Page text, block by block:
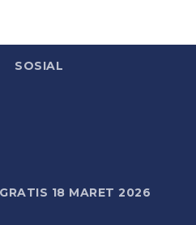
SOSIAL
18 MARET 2026